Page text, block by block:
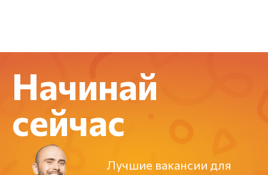
Начинай
сейчас
Лучшие вакансии для